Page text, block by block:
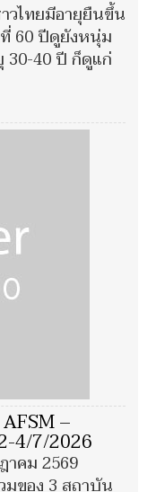
ไทยมีอายุยืนขึ้น
60 ปีดูยังหนุ่ม
30-40 ปี ก็ดูแก่
–
4/7/2026
าคม 2569
มของ 3 สถาบัน